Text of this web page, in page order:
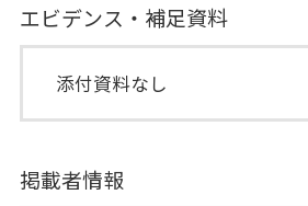
エビデンス・補足資料
添付資料なし
掲載者情報